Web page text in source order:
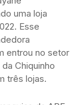
uma loja
Esse
entrou no setor
Chiquinho
três lojas.